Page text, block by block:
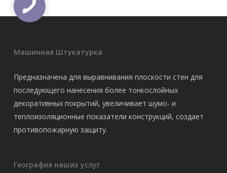
Машинная Штукатурка
Предназначена для выравнивания плоскости стен для
последующего нанесения более тонкослойных
декоративных покрытий, увеличивает шумо- и
теплоизоляционные показатели конструкций, создает
противопожарную защиту.
География наших услуг